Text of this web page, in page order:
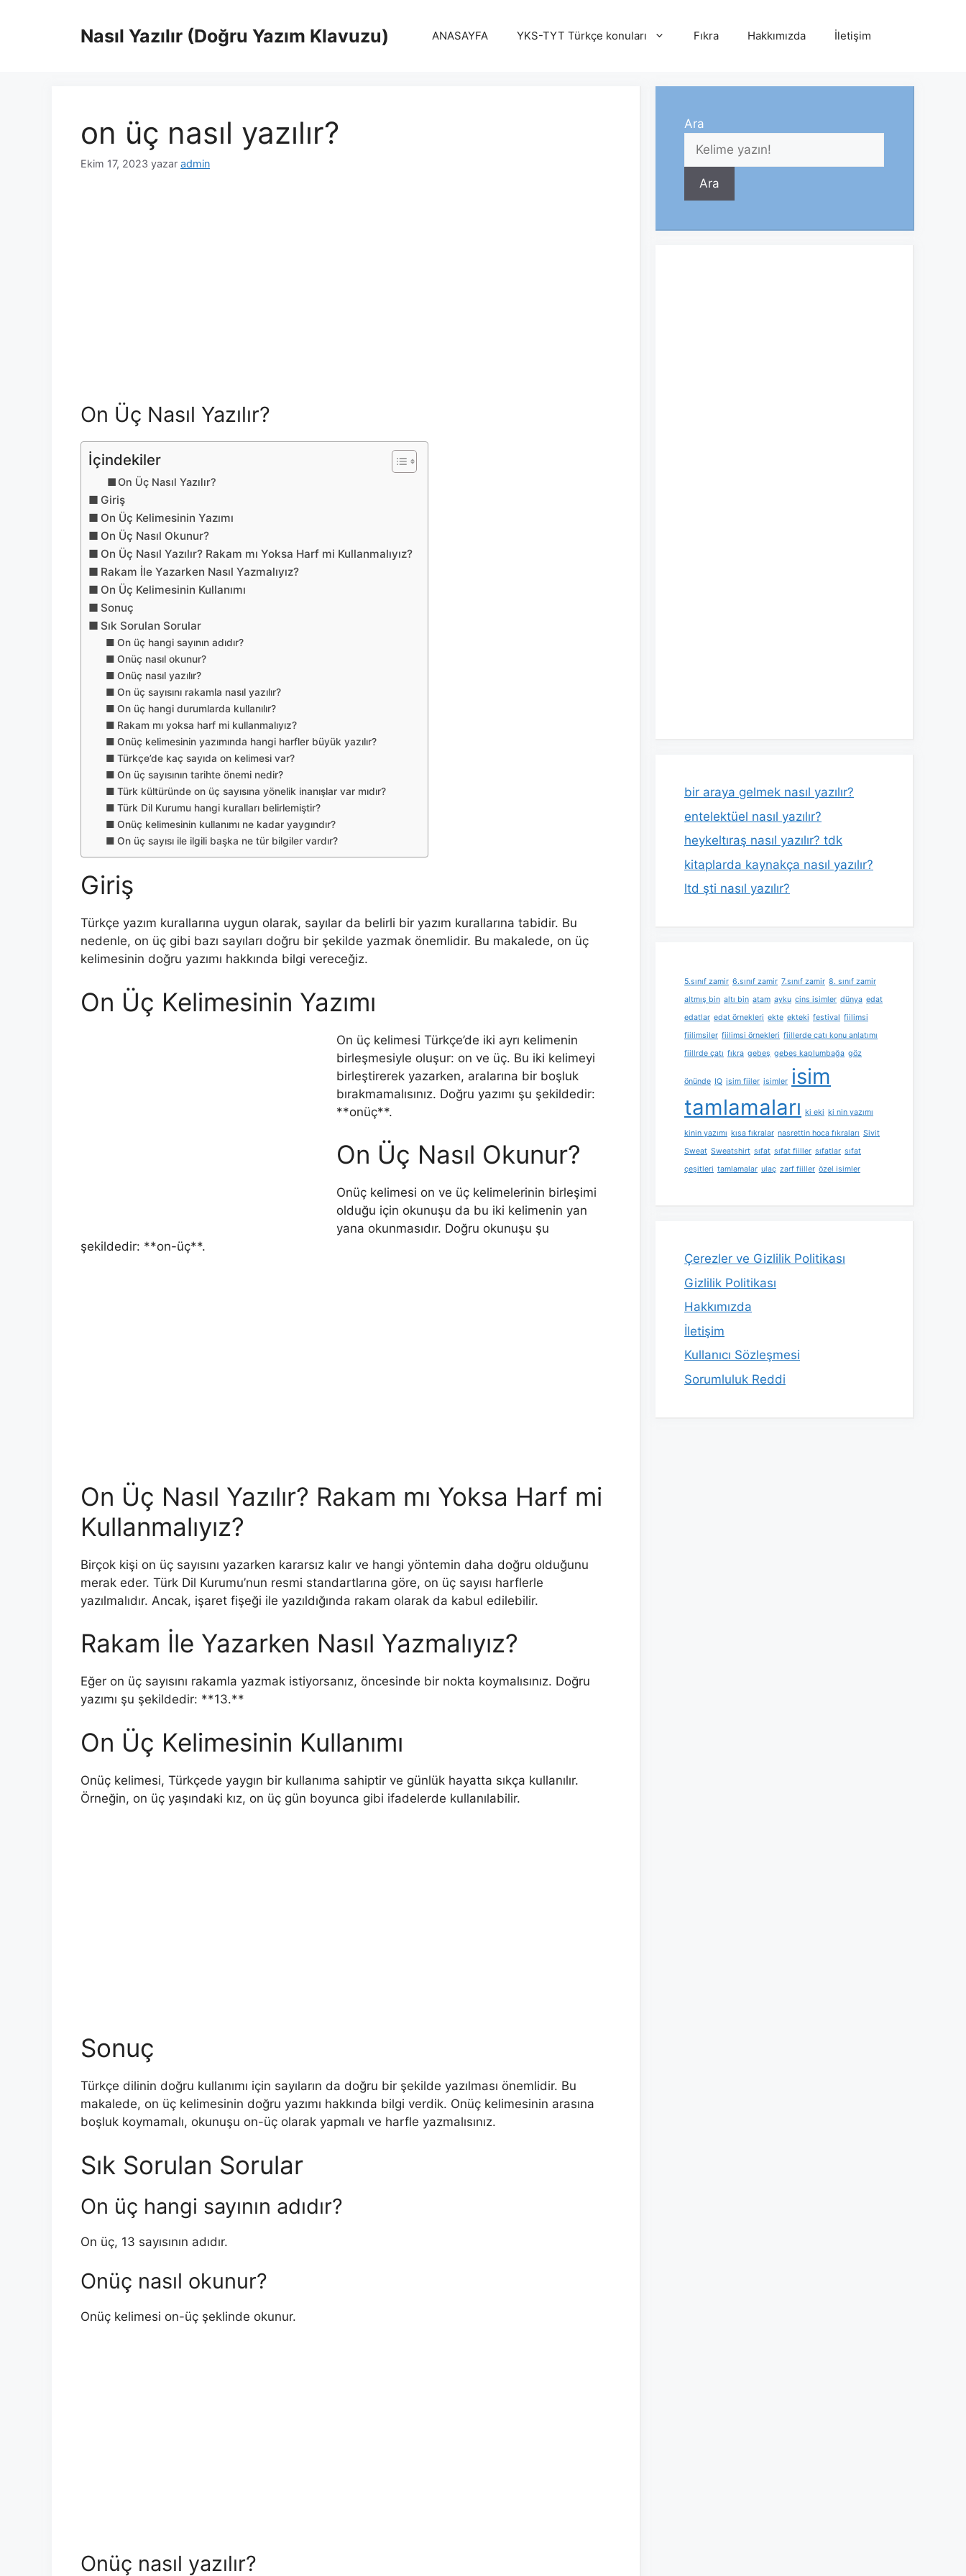
Nasıl Yazılır (Doğru Yazım Klavuzu) ANASAYFA YKS-TYT Türkçe konuları Fıkra Hakkımızda İletişim
on üç nasıl yazılır?
Ekim 17, 2023 yazar admin
On Üç Nasıl Yazılır?
İçindekiler
On Üç Nasıl Yazılır?
Giriş
On Üç Kelimesinin Yazımı
On Üç Nasıl Okunur?
On Üç Nasıl Yazılır? Rakam mı Yoksa Harf mi Kullanmalıyız?
Rakam İle Yazarken Nasıl Yazmalıyız?
On Üç Kelimesinin Kullanımı
Sonuç
Sık Sorulan Sorular
On üç hangi sayının adıdır?
Onüç nasıl okunur?
Onüç nasıl yazılır?
On üç sayısını rakamla nasıl yazılır?
On üç hangi durumlarda kullanılır?
Rakam mı yoksa harf mi kullanmalıyız?
Onüç kelimesinin yazımında hangi harfler büyük yazılır?
Türkçe’de kaç sayıda on kelimesi var?
On üç sayısının tarihte önemi nedir?
Türk kültüründe on üç sayısına yönelik inanışlar var mıdır?
Türk Dil Kurumu hangi kuralları belirlemiştir?
Onüç kelimesinin kullanımı ne kadar yaygındır?
On üç sayısı ile ilgili başka ne tür bilgiler vardır?
Giriş
Türkçe yazım kurallarına uygun olarak, sayılar da belirli bir yazım kurallarına tabidir. Bu
nedenle, on üç gibi bazı sayıları doğru bir şekilde yazmak önemlidir. Bu makalede, on üç
kelimesinin doğru yazımı hakkında bilgi vereceğiz.
On Üç Kelimesinin Yazımı
On üç kelimesi Türkçe’de iki ayrı kelimenin
birleşmesiyle oluşur: on ve üç. Bu iki kelimeyi
birleştirerek yazarken, aralarına bir boşluk
bırakmamalısınız. Doğru yazımı şu şekildedir:
**onüç**.
On Üç Nasıl Okunur?
Onüç kelimesi on ve üç kelimelerinin birleşimi
olduğu için okunuşu da bu iki kelimenin yan
yana okunmasıdır. Doğru okunuşu şu
şekildedir: **on-üç**.
On Üç Nasıl Yazılır? Rakam mı Yoksa Harf mi
Kullanmalıyız?
Birçok kişi on üç sayısını yazarken kararsız kalır ve hangi yöntemin daha doğru olduğunu
merak eder. Türk Dil Kurumu’nun resmi standartlarına göre, on üç sayısı harflerle
yazılmalıdır. Ancak, işaret fişeği ile yazıldığında rakam olarak da kabul edilebilir.
Rakam İle Yazarken Nasıl Yazmalıyız?
Eğer on üç sayısını rakamla yazmak istiyorsanız, öncesinde bir nokta koymalısınız. Doğru
yazımı şu şekildedir: **13.**
On Üç Kelimesinin Kullanımı
Onüç kelimesi, Türkçede yaygın bir kullanıma sahiptir ve günlük hayatta sıkça kullanılır.
Örneğin, on üç yaşındaki kız, on üç gün boyunca gibi ifadelerde kullanılabilir.
Sonuç
Türkçe dilinin doğru kullanımı için sayıların da doğru bir şekilde yazılması önemlidir. Bu
makalede, on üç kelimesinin doğru yazımı hakkında bilgi verdik. Onüç kelimesinin arasına
boşluk koymamalı, okunuşu on-üç olarak yapmalı ve harfle yazmalısınız.
Sık Sorulan Sorular
On üç hangi sayının adıdır?
On üç, 13 sayısının adıdır.
Onüç nasıl okunur?
Onüç kelimesi on-üç şeklinde okunur.
Onüç nasıl yazılır?
Ara
Ara
bir araya gelmek nasıl yazılır?
entelektüel nasıl yazılır?
heykeltıraş nasıl yazılır? tdk
kitaplarda kaynakça nasıl yazılır?
ltd şti nasıl yazılır?
5.sınıf zamir 6.sınıf zamir 7.sınıf zamir 8. sınıf zamir
altmış bin altı bin atam ayku cins isimler dünya edat
edatlar edat örnekleri ekte ekteki festival fiilimsi
fiilimsiler fiilimsi örnekleri fiillerde çatı konu anlatımı
fiillrde çatı fıkra gebeş gebeş kaplumbağa göz
önünde IQ isim fiiler isimler isim
tamlamaları ki eki ki nin yazımı
kinin yazımı kısa fıkralar nasrettin hoca fıkraları Sivit
Sweat Sweatshirt sıfat sıfat fiiller sıfatlar sıfat
çeşitleri tamlamalar ulaç zarf fiiller özel isimler
Çerezler ve Gizlilik Politikası
Gizlilik Politikası
Hakkımızda
İletişim
Kullanıcı Sözleşmesi
Sorumluluk Reddi